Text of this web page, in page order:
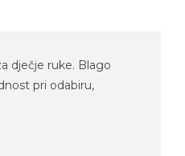
dječje ruke. Blago
pri odabiru,